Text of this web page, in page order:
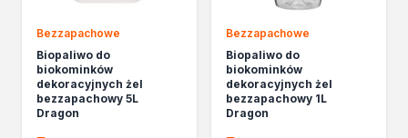
Bezzapachowe
Biopaliwo do
biokominków
dekoracyjnych żel
bezzapachowy 5L
Dragon
Bezzapachowe
Biopaliwo do
biokominków
dekoracyjnych żel
bezzapachowy 1L
Dragon